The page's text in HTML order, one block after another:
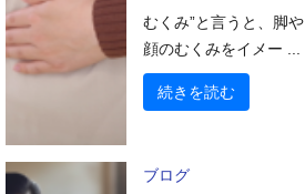
むくみ”と言うと、脚や
顔のむくみをイメー ...
続きを読む
ブログ